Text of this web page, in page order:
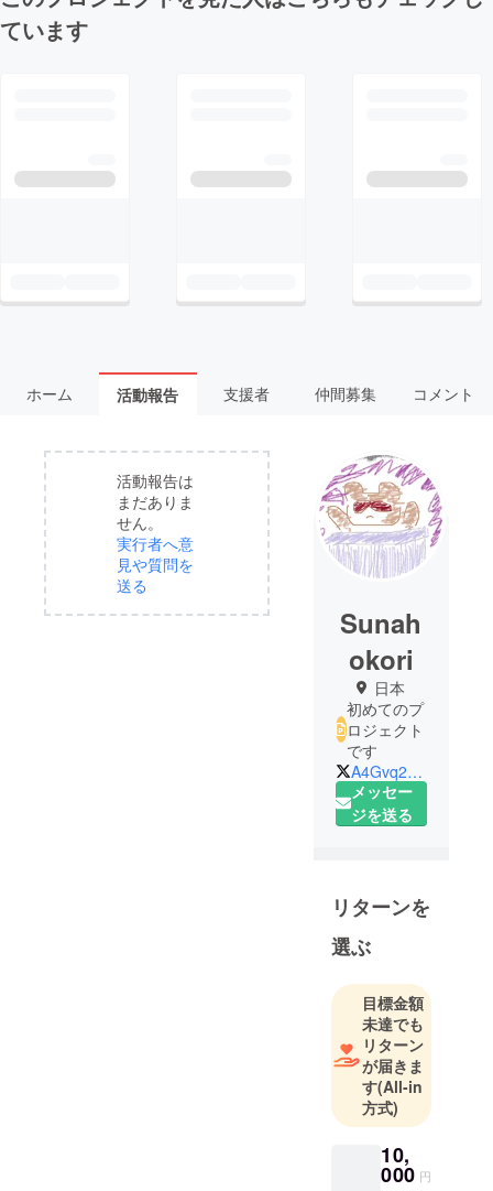
ています
ホーム 活動報告 支援者 仲間募集 コメント
活動報告は
まだありま
せん。
実行者へ意
見や質問を
送る
Sunah
okori
日本
初めてのプ
ロジェクト
です
A4Gvq2PwxNwK885
メッセー
ジを送る
リターンを
選ぶ
目標金額
未達でも
リターン
が届きま
す(All-in
方式)
10,
000 円